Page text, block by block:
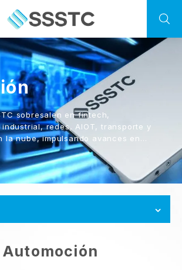
sobresalen en fintech,
redes, AIOT, transporte y
la nube, impulsando avances en
Automoción